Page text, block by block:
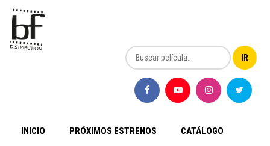
INICIO PRÓXIMOS ESTRENOS CATÁLOGO